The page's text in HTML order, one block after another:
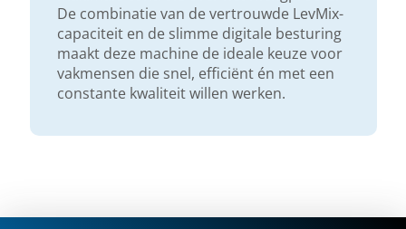
De combinatie van de vertrouwde LevMix-
capaciteit en de slimme digitale besturing
maakt deze machine de ideale keuze voor
vakmensen die snel, efficiënt én met een
constante kwaliteit willen werken.